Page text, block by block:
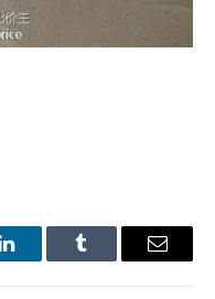
LinkedInTumblr Email